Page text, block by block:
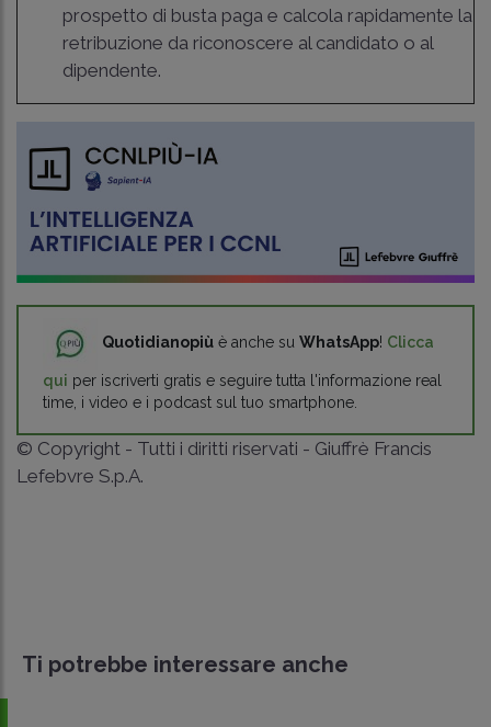
prospetto di busta paga e calcola rapidamente la
retribuzione da riconoscere al candidato o al
dipendente.
Quotidianopiù è anche su WhatsApp! Clicca
qui per iscriverti gratis e seguire tutta l'informazione real
time, i video e i podcast sul tuo smartphone.
© Copyright - Tutti i diritti riservati - Giuffrè Francis
Lefebvre S.p.A.
Ti potrebbe interessare anche